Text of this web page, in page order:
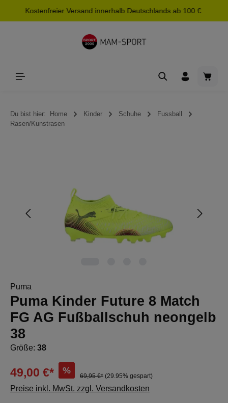
springen
Kostenfreier Versand innerhalb Deutschlands ab 100 €
Du bist hier: Home Kinder Schuhe
Fussball
Rasen/Kunstrasen
Puma
Puma Kinder Future 8 Match
FG AG Fußballschuh neongelb
38
Größe: 38
49,00 €* %
69,95 €* (29.95% gespart)
Preise inkl. MwSt. zzgl. Versandkosten